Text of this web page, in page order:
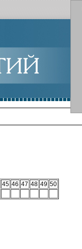
45 46 47 48 49 50